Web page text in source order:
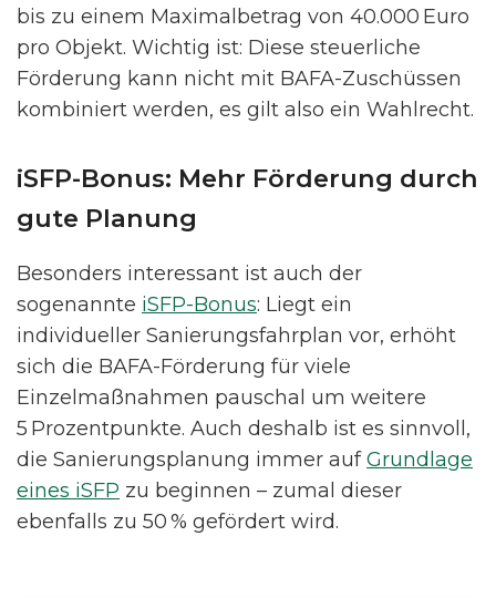
bis zu einem Maximalbetrag von 40.000 Euro
pro Objekt. Wichtig ist: Diese steuerliche
Förderung kann nicht mit BAFA-Zuschüssen
kombiniert werden, es gilt also ein Wahlrecht.
iSFP-Bonus: Mehr Förderung durch
gute Planung
Besonders interessant ist auch der
sogenannte iSFP-Bonus: Liegt ein
individueller Sanierungsfahrplan vor, erhöht
sich die BAFA-Förderung für viele
Einzelmaßnahmen pauschal um weitere
5 Prozentpunkte. Auch deshalb ist es sinnvoll,
die Sanierungsplanung immer aufGrundlage
eines iSFP zu beginnen – zumal dieser
ebenfalls zu 50 % gefördert wird.